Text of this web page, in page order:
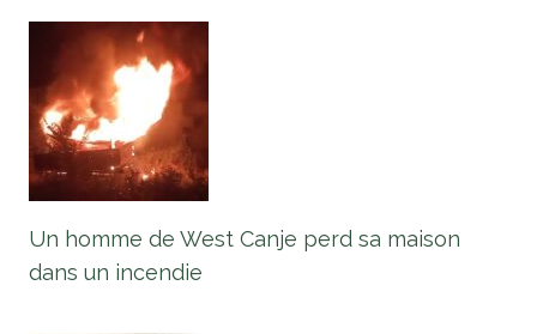
Un homme de West Canje perd sa maison
dans un incendie